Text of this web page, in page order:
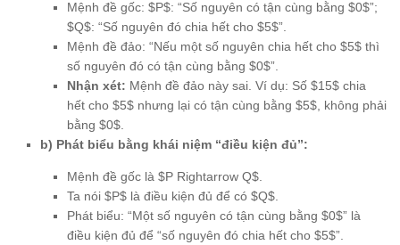
Mệnh đề gốc: $P$: “Số nguyên có tận cùng bằng $0$”;
$Q$: “Số nguyên đó chia hết cho $5$”.
Mệnh đề đảo: “Nếu một số nguyên chia hết cho $5$ thì
số nguyên đó có tận cùng bằng $0$”.
Nhận xét: Mệnh đề đảo này sai. Ví dụ: Số $15$ chia
hết cho $5$ nhưng lại có tận cùng bằng $5$, không phải
bằng $0$.
b) Phát biểu bằng khái niệm “điều kiện đủ”:
Mệnh đề gốc là $P Rightarrow Q$.
Ta nói $P$ là điều kiện đủ để có $Q$.
Phát biểu: “Một số nguyên có tận cùng bằng $0$” là
điều kiện đủ để “số nguyên đó chia hết cho $5$”.